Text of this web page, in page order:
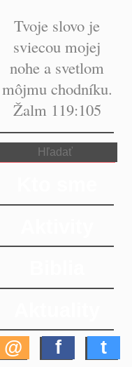
Tvoje slovo je
sviecou mojej
nohe a svetlom
môjmu chodníku.
Žalm 119:105
@ f t